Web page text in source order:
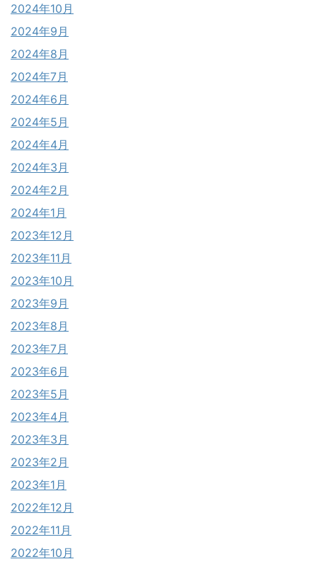
2024年10月
2024年9月
2024年8月
2024年7月
2024年6月
2024年5月
2024年4月
2024年3月
2024年2月
2024年1月
2023年12月
2023年11月
2023年10月
2023年9月
2023年8月
2023年7月
2023年6月
2023年5月
2023年4月
2023年3月
2023年2月
2023年1月
2022年12月
2022年11月
2022年10月